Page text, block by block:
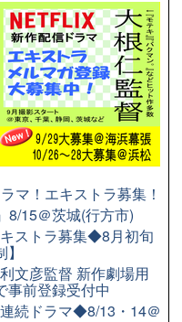
マ！エキストラ募集！
8/15＠茨城(行方市)
ストラ募集◆8月初旬
文彦監督 新作劇場用
前登録受付中
続ドラマ◆8/13・14＠